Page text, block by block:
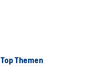
Top Themen